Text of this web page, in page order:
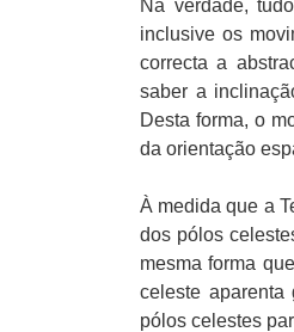
Na verdade,
inclusive os
correcta a
saber a
Desta forma, o
da orientação
À medida que a
dos pólos
mesma forma
celeste aparenta
pólos celestes